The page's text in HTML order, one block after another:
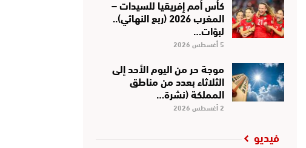
كأس أمم إفريقيا للسيدات –
المغرب 2026 (ربع النهائي)..
لبؤات…
5 أغسطس 2026
موجة حر من اليوم الأحد إلى
الثلاثاء بعدد من مناطق
المملكة (نشرة…
2 أغسطس 2026
فيديو